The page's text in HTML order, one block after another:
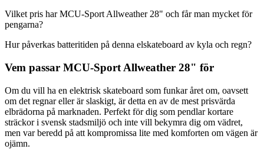
Vilket pris har MCU-Sport Allweather 28" och får man mycket för
pengarna?
Hur påverkas batteritiden på denna elskateboard av kyla och regn?
Vem passar MCU-Sport Allweather 28" för
Om du vill ha en elektrisk skateboard som funkar året om, oavsett
om det regnar eller är slaskigt, är detta en av de mest prisvärda
elbrädorna på marknaden. Perfekt för dig som pendlar kortare
sträckor i svensk stadsmiljö och inte vill bekymra dig om vädret,
men var beredd på att kompromissa lite med komforten om vägen är
ojämn.